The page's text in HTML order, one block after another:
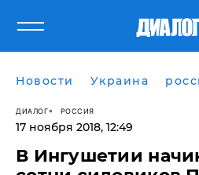
Новости Украина
ДИАЛОГ РОССИЯ
17 ноября 2018, 12:49
​В Ингушетии